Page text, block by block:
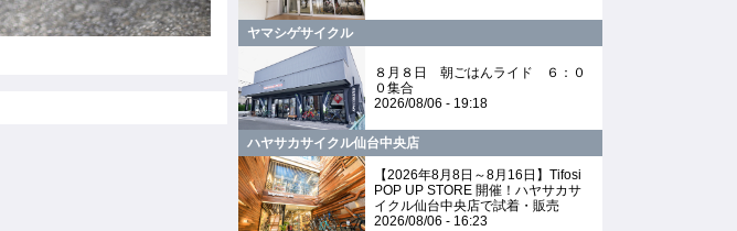
ヤマシゲサイクル
８月８日 朝ごはんライド ６：０
０集合
2026/08/06 - 19:18
ハヤサカサイクル仙台中央店
【2026年8月8日～8月16日】Tifosi
POP UP STORE 開催！ハヤサカサ
イクル仙台中央店で試着・販売
2026/08/06 - 16:23